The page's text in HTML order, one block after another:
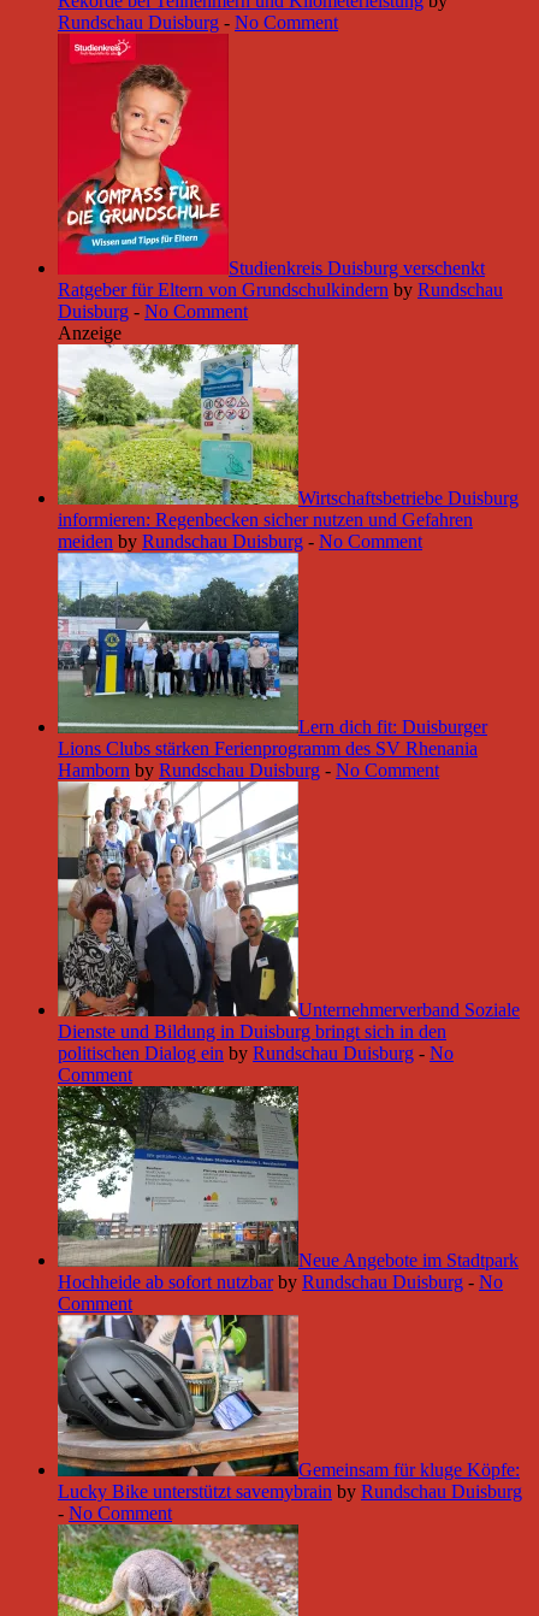
Rundschau Duisburg - No Comment
Studienkreis Duisburg verschenkt
Ratgeber für Eltern von Grundschulkindern by Rundschau
Duisburg - No Comment
Anzeige
Wirtschaftsbetriebe Duisburg
informieren: Regenbecken sicher nutzen und Gefahren
meiden by Rundschau Duisburg - No Comment
Lern dich fit: Duisburger
Lions Clubs stärken Ferienprogramm des SV Rhenania
Hamborn by Rundschau Duisburg - No Comment
Unternehmerverband Soziale
Dienste und Bildung in Duisburg bringt sich in den
politischen Dialog ein by Rundschau Duisburg - No
Comment
Neue Angebote im Stadtpark
Hochheide ab sofort nutzbar by Rundschau Duisburg - No
Comment
Gemeinsam für kluge Köpfe:
Lucky Bike unterstützt savemybrain by Rundschau Duisburg
- No Comment